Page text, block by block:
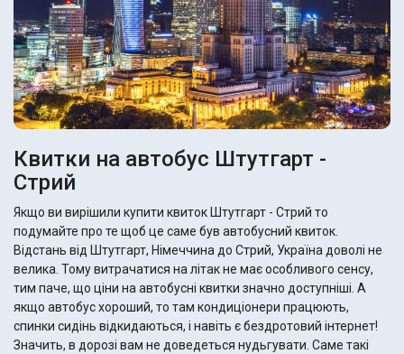
Квитки на автобус Штутгарт -
Стрий
Якщо ви вирішили купити квиток Штутгарт - Стрий то
подумайте про те щоб це саме був автобусний квиток.
Відстань від Штутгарт, Німеччина до Стрий, Україна доволі не
велика. Тому витрачатися на літак не має особливого сенсу,
тим паче, що ціни на автобусні квитки значно доступніші. А
якщо автобус хороший, то там кондиціонери працюють,
спинки сидінь відкидаються, і навіть є бездротовий інтернет!
Значить, в дорозі вам не доведеться нудьгувати. Саме такі